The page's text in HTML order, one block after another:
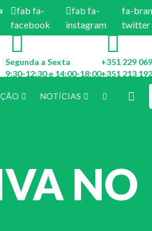
fab fa-
facebook
fab fa-
instagram
fa-
twitter
Segunda a Sexta
9:30-12:30 e 14:00-18:00
+351 229
+351 213
NOTÍCIAS
NO